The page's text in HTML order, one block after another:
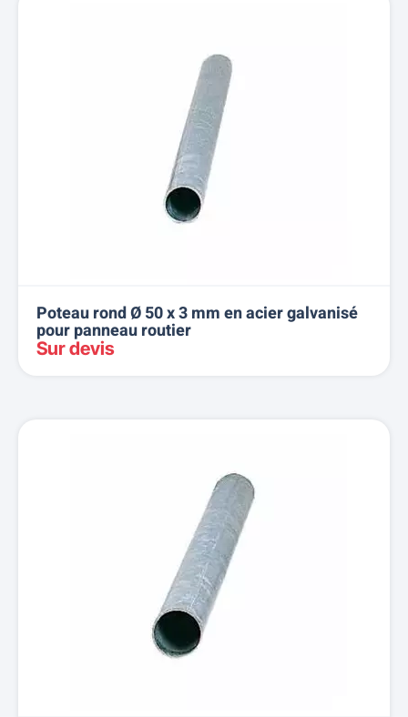
Poteau rond Ø 50 x 3 mm en acier galvanisé
pour panneau routier
Sur devis